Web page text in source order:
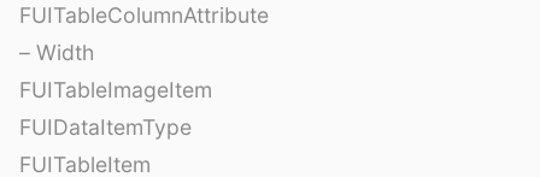
FUITableColumnAttribute
– Width
FUITableImageItem
FUIDataItemType
FUITableItem